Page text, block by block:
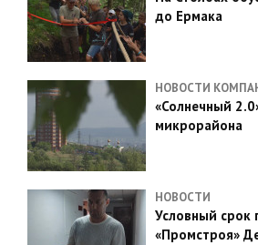
до Ермака
НОВОСТИ
«Солнечный
микрорайона
НОВОСТИ
Условный срок
«Промстроя»